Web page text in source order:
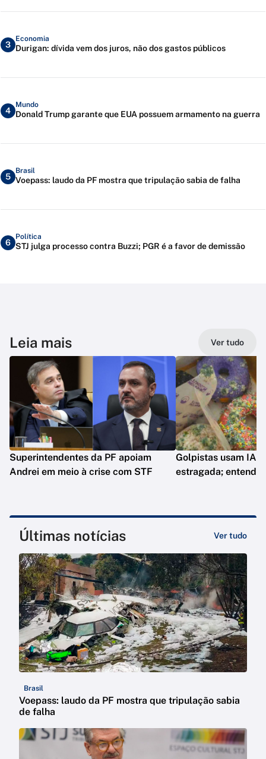
3
Economia
Durigan: dívida vem dos juros, não dos gastos públicos
4
Mundo
Donald Trump garante que EUA possuem armamento na guerra
5
Brasil
Voepass: laudo da PF mostra que tripulação sabia de falha
6
Política
STJ julga processo contra Buzzi; PGR é a favor de demissão
Leia mais Ver tudo
Superintendentes da PF apoiam
Andrei em meio à crise com STF
Golpistas usam IA
estragada; entenda
Últimas notícias Ver tudo
Brasil
Voepass: laudo da PF mostra que tripulação sabia
de falha